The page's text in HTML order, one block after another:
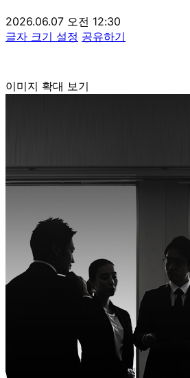
2026.06.07 오전 12:30
글자 크기 설정 공유하기
이미지 확대 보기